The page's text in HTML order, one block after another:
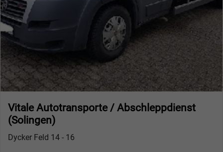
Vitale Autotransporte / Abschleppdienst
(Solingen)
Dycker Feld 14 - 16